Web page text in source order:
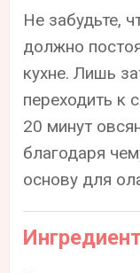
Не забудьте,
должно
кухне. Лишь
переходить к
20 минут
благодаря
основу для